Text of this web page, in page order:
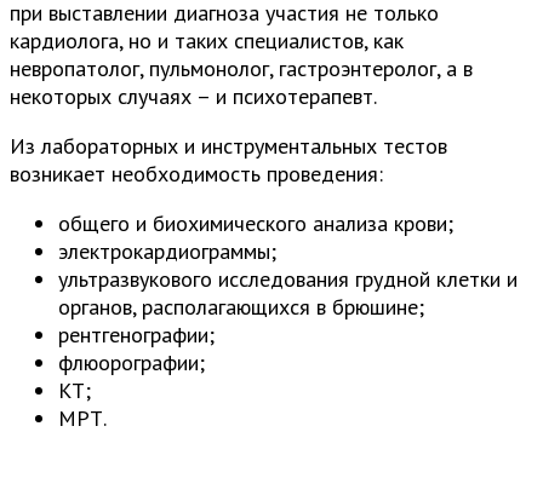
при выставлении диагноза участия не только
кардиолога, но и таких специалистов, как
невропатолог, пульмонолог, гастроэнтеролог, а в
некоторых случаях – и психотерапевт.
Из лабораторных и инструментальных тестов
возникает необходимость проведения:
общего и биохимического анализа крови;
электрокардиограммы;
ультразвукового исследования грудной клетки и
органов, располагающихся в брюшине;
рентгенографии;
флюорографии;
КТ;
МРТ.